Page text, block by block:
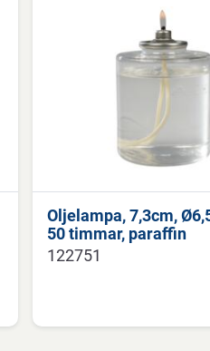
Oljelampa, 7,3cm,
50 timmar, paraffin
122751